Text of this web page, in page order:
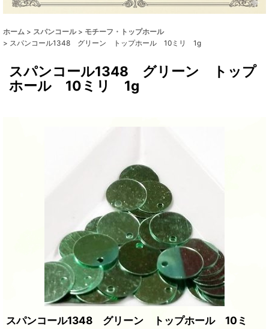
ホーム > スパンコール > モチーフ・トップホール
> スパンコール1348 グリーン トップホール 10ミリ 1g
スパンコール1348 グリーン トップ
ホール 10ミリ 1g
スパンコール1348 グリーン トップホール 10ミ